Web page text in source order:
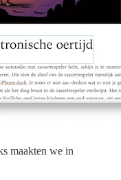
maakten we in